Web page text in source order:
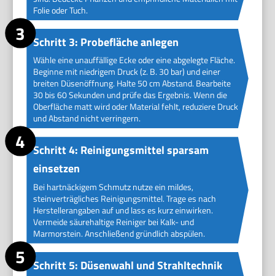
Folie oder Tuch.
Schritt 3: Probefläche anlegen
Wähle eine unauffällige Ecke oder eine abgelegte Fläche.
Beginne mit niedrigem Druck (z. B. 30 bar) und einer
breiten Düsenöffnung. Halte 50 cm Abstand. Bearbeite
30 bis 60 Sekunden und prüfe das Ergebnis. Wenn die
Oberfläche matt wird oder Material fehlt, reduziere Druck
und Abstand nicht verringern.
Schritt 4: Reinigungsmittel sparsam
einsetzen
Bei hartnäckigem Schmutz nutze ein mildes,
steinverträgliches Reinigungsmittel. Trage es nach
Herstellerangaben auf und lass es kurz einwirken.
Vermeide säurehaltige Reiniger bei Kalk- und
Marmorstein. Anschließend gründlich abspülen.
Schritt 5: Düsenwahl und Strahltechnik